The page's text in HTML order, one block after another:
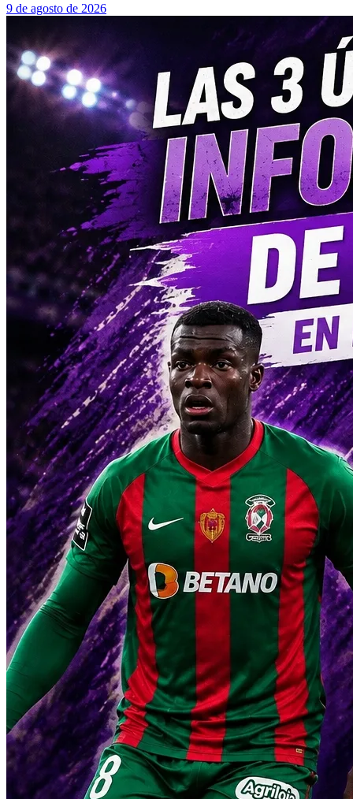
9 de agosto de 2026